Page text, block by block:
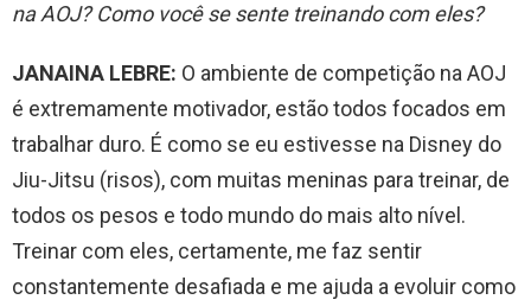
na AOJ? Como você se sente treinando com eles?
JANAINA LEBRE: O ambiente de competição na AOJ
é extremamente motivador, estão todos focados em
trabalhar duro. É como se eu estivesse na Disney do
Jiu-Jitsu (risos), com muitas meninas para treinar, de
todos os pesos e todo mundo do mais alto nível.
Treinar com eles, certamente, me faz sentir
constantemente desafiada e me ajuda a evoluir como